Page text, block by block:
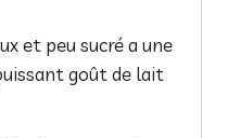
et peu sucré a une
goût de lait